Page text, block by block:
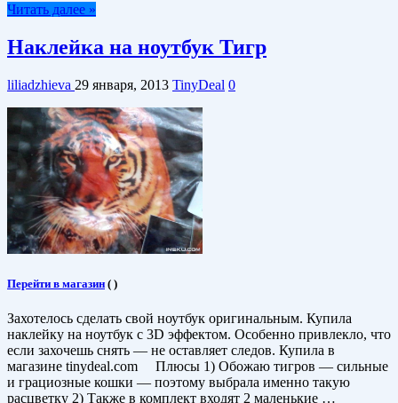
Читать далее »
Наклейка на ноутбук Тигр
liliadzhieva 29 января, 2013 TinyDeal 0
Перейти в магазин ( )
Захотелось сделать свой ноутбук оригинальным. Купила
наклейку на ноутбук с 3D эффектом. Особенно привлекло, что
если захочешь снять — не оставляет следов. Купила в
магазине tinydeal.com Плюсы 1) Обожаю тигров — сильные
и грациозные кошки — поэтому выбрала именно такую
расцветку 2) Также в комплект входят 2 маленькие …